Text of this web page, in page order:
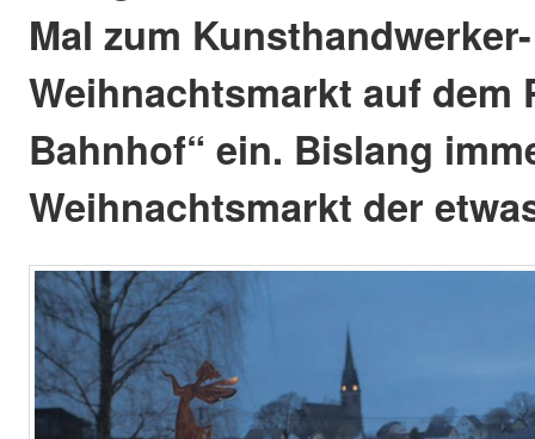
Mal zum Kunsthandwerker-
Weihnachtsmarkt auf dem
Bahnhof“ ein. Bislang
Weihnachtsmarkt der